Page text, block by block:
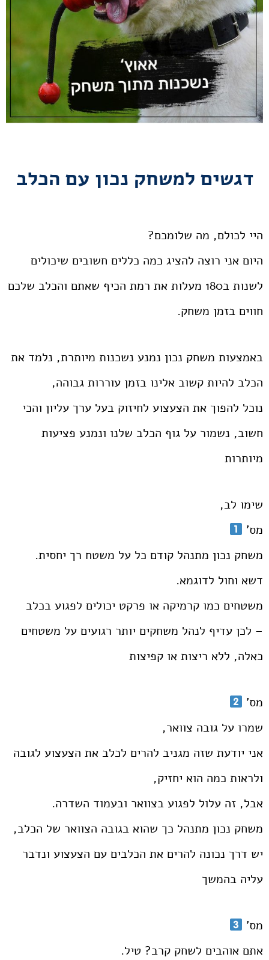
דגשים למשחק נכון עם הכלב
היי לכולם, מה שלומכם?
היום אני רוצה להציג כמה כללים חשובים שיכולים
לשנות ב180 מעלות את רמת הכיף שאתם והכלב שלכם
חווים בזמן משחק.
באמצעות משחק נכון נמנע נשכנות מיותרת, נלמד את
הכלב להיות קשוב אלינו בזמן עוררות גבוהה,
נוכל להפוך את הצעצוע לחיזוק בעל ערך עליון והכי
חשוב, נשמור על גוף הכלב שלנו ונמנע פציעות
מיותרות
שימו לב,
מס'
משחק נכון מתנהל קודם כל על משטח רך יחסית.
דשא וחול לדוגמא.
משטחים כמו קרמיקה או פרקט יכולים לפגוע בכלב
– לכן עדיף לנהל משחקים יותר רגועים על משטחים
כאלה, ללא ריצות או קפיצות
מס'
שמרו על גובה צוואר,
אני יודעת שזה מגניב להרים לכלב את הצעצוע לגובה
ולראות כמה הוא יחזיק,
אבל, זה עלול לפגוע בצוואר ובעמוד השדרה.
משחק נכון מתנהל כך שהוא בגובה הצוואר של הכלב,
יש דרך נכונה להרים את הכלבים עם הצעצוע ונדבר
עליה בהמשך
מס'
אתם אוהבים לשחק קרב? טיל.